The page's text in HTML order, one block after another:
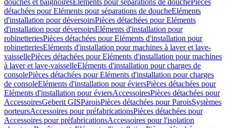
douches et baignoiresEléments pour séparations de douchePièces
détachées pour Eléments pour séparations de doucheEléments
d'installation pour déversoirsPièces détachées pour Eléments
d'installation pour déversoirsEléments d'installation pour
robinetteriesPièces détachées pour Eléments d'installation pour
robinetteriesEléments d'installation pour machines à laver et lave-
vaissellePièces détachées pour Eléments d'installation pour machines
à laver et lave-vaisselleEléments d'installation pour charges de
consolePièces détachées pour Eléments d'installation pour charges
de consoleEléments d'installation pour éviersPièces détachées pour
Eléments d'installation pour éviersAccessoiresPièces détachées pour
AccessoiresGeberit GISParoisPièces détachées pour ParoisSystèmes
porteursAccessoires pour préfabricationsPièces détachées pour
Accessoires pour préfabricationsAccessoires pour l'isolation